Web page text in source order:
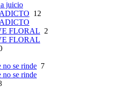
juicio
12
FLORAL 2
FLORAL
no se rinde 7
no se rinde